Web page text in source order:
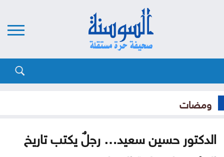
ومضات
الدكتور حسين سعيد… رجلٌ يكتب تاريخ